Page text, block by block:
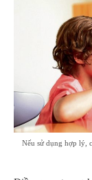
Nếu sử dụng hợp lý,